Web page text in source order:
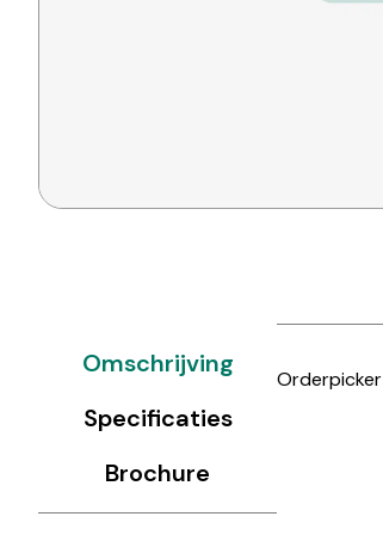
Omschrijving
Specificaties
Brochure
Orderpicker